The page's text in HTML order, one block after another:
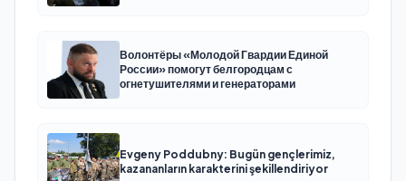
Волонтёры «Молодой Гвардии Единой
России» помогут белгородцам с
огнетушителями и генераторами
Evgeny Poddubny: Bugün gençlerimiz,
kazananların karakterini şekillendiriyor